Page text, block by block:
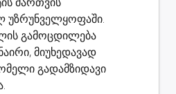
გამოცდილება
მიუხედავად
გადამზიდავი